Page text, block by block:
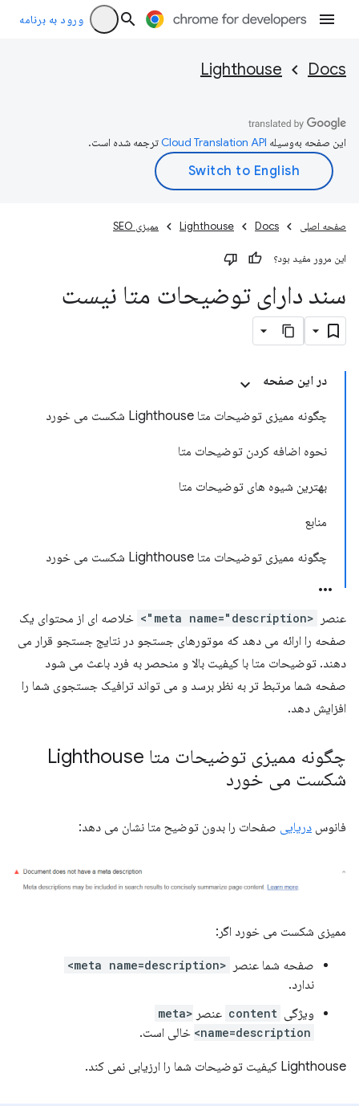
ورود به برنامه
Docs
Lighthouse
این صفحه به‌وسیله ترجمه شده است.
صفحه اصلی Docs
Lighthouse ممیزی SEO
این مرور مفید بود؟
سند دارای توضیحات متا نیست
در این صفحه
چگونه ممیزی توضیحات متا Lighthouse شکست می خورد
نحوه اضافه کردن توضیحات متا
بهترین شیوه های توضیحات متا
منابع
چگونه ممیزی توضیحات متا Lighthouse شکست می خورد
عنصر <meta name="description">
خلاصه ای از محتوای یک
صفحه را ارائه می دهد که موتورهای جستجو در نتایج جستجو قرار می
دهند. توضیحات متا با کیفیت بالا و منحصر به فرد باعث می شود
صفحه شما مرتبط تر به نظر برسد و می تواند ترافیک جستجوی شما را
افزایش دهد.
چگونه ممیزی توضیحات متا Lighthouse
شکست می خورد
فانوس دریایی صفحات را بدون توضیح متا نشان می دهد:
ممیزی شکست می خورد اگر:
صفحه شما عنصر <meta name=description>
ندارد.
ویژگی content عنصر
<meta
name=description>
خالی است.
Lighthouse کیفیت توضیحات شما را ارزیابی نمی کند.